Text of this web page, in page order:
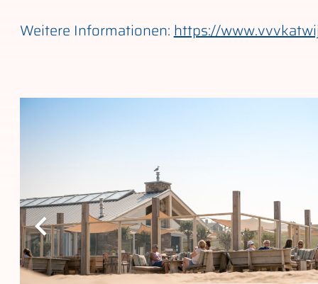
Weitere Informationen:https://